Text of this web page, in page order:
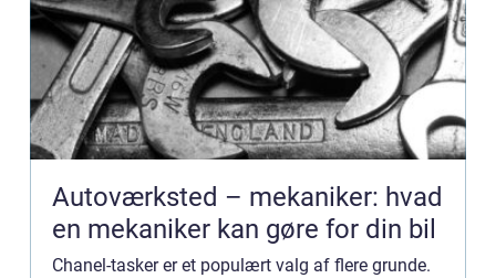
Autoværksted – mekaniker: hvad
en mekaniker kan gøre for din bil
Chanel-tasker er et populært valg af flere grunde.